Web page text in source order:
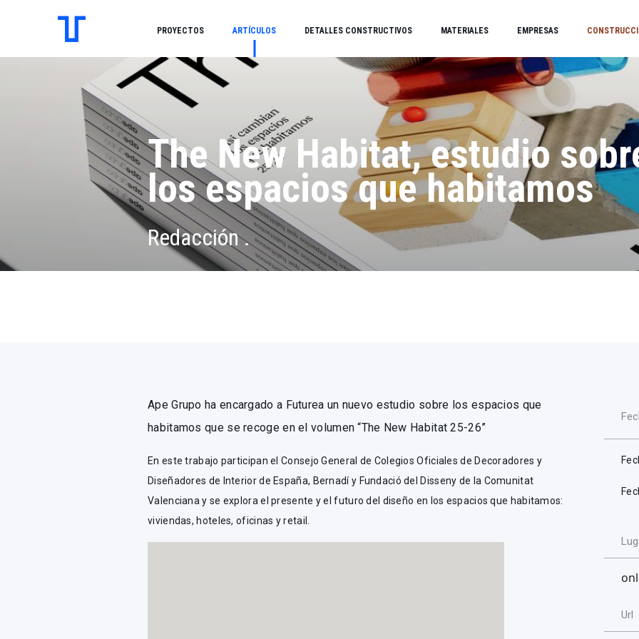
PROYECTOS ARTÍCULOS DETALLES CONSTRUCTIVOS MATERIALES EMPRESAS
The New Habitat, estudio
los espacios que habitamos
Redacción .
Ape Grupo ha encargado a Futurea un nuevo estudio sobre los espacios que
habitamos que se recoge en el volumen “The New Habitat 25-26”
En este trabajo participan el Consejo General de Colegios Oficiales de Decoradores y
Diseñadores de Interior de España, Bernadí y Fundació del Disseny de la Comunitat
Valenciana y se explora el presente y el futuro del diseño en los espacios que habitamos:
viviendas, hoteles, oficinas y retail.
Url